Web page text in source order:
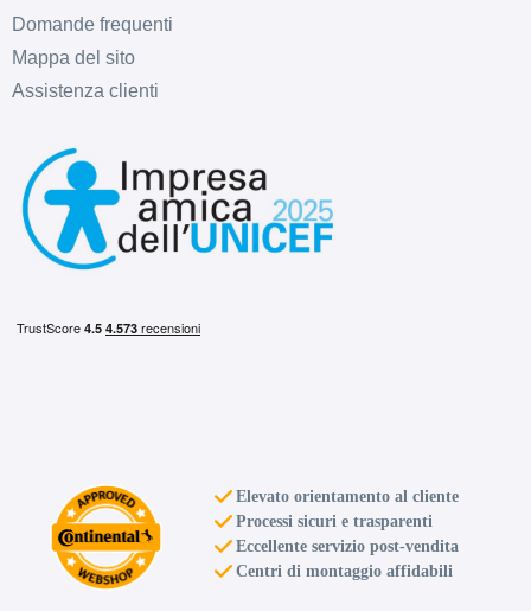
C D
Domande frequenti
Mappa del sito
Assistenza clienti
Elevato orientamento al cliente
Processi sicuri e trasparenti
Eccellente servizio post-vendita
Centri di montaggio affidabili